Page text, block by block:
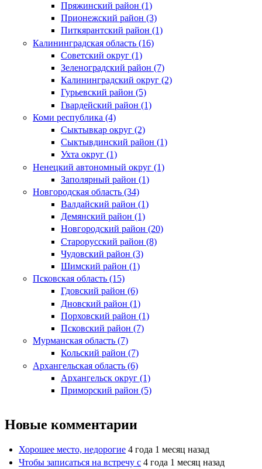
Пряжинский район (1)
Прионежский район (3)
Питкярантский район (1)
Калининградская область (16)
Советский округ (1)
Зеленоградский район (7)
Калининградский округ (2)
Гурьевский район (5)
Гвардейский район (1)
Коми республика (4)
Сыктывкар округ (2)
Сыктывдинский район (1)
Ухта округ (1)
Ненецкий автономный округ (1)
Заполярный район (1)
Новгородская область (34)
Валдайский район (1)
Демянский район (1)
Новгородский район (20)
Старорусский район (8)
Чудовский район (3)
Шимский район (1)
Псковская область (15)
Гдовский район (6)
Дновский район (1)
Порховский район (1)
Псковский район (7)
Мурманская область (7)
Кольский район (7)
Архангельская область (6)
Архангельск округ (1)
Приморский район (5)
Новые комментарии
Хорошее место, недорогие 4 года 1 месяц назад
Чтобы записаться на встречу с 4 года 1 месяц назад